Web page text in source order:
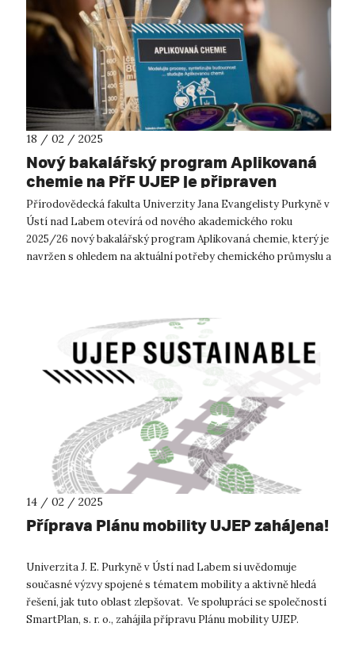
18 / 02 / 2025
Nový bakalářský program Aplikovaná
chemie na PřF UJEP je připraven
přijmout první studenty
Přírodovědecká fakulta Univerzity Jana Evangelisty Purkyně v
Ústí nad Labem otevírá od nového akademického roku
2025/26 nový bakalářský program Aplikovaná chemie, který je
navržen s ohledem na aktuální potřeby chemického průmyslu a
14 / 02 / 2025
Příprava Plánu mobility UJEP zahájena!
Univerzita J. E. Purkyně v Ústí nad Labem si uvědomuje
současné výzvy spojené s tématem mobility a aktivně hledá
řešení, jak tuto oblast zlepšovat. Ve spolupráci se společností
SmartPlan, s. r. o., zahájila přípravu Plánu mobility UJEP.